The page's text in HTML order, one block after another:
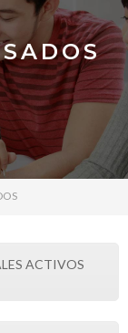
ACTIVOS